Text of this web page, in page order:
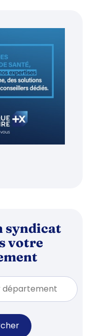
syndicat
votre